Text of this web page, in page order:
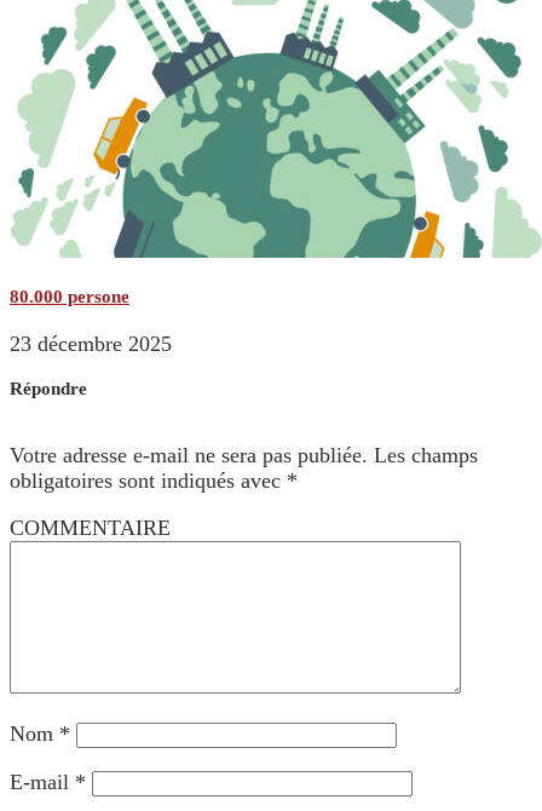
80.000 persone
23 décembre 2025
Répondre
Votre adresse e-mail ne sera pas publiée. Les champs
obligatoires sont indiqués avec *
COMMENTAIRE
Nom *
E-mail *